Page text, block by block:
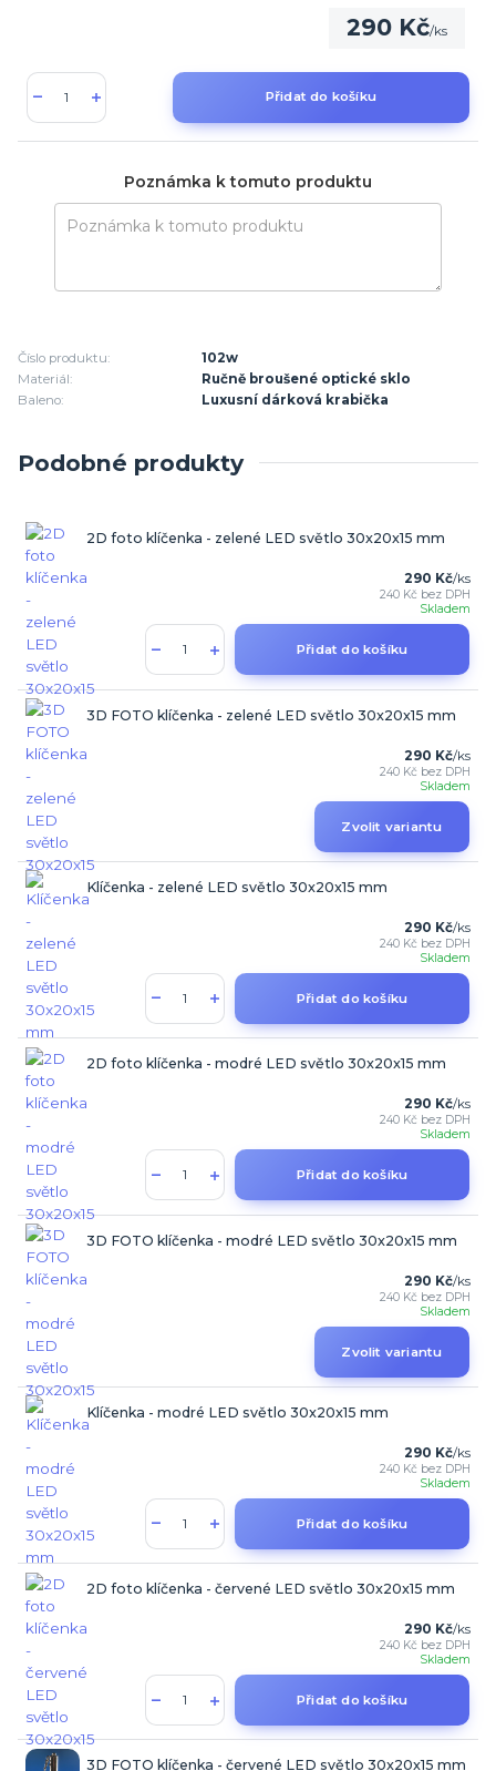
290 Kč/ks
Přidat do košíku
Poznámka k tomuto produktu
Číslo produktu:
102w
Materiál:
Ručně broušené optické sklo
Baleno:
Luxusní dárková krabička
Podobné produkty
2D foto klíčenka - zelené LED světlo 30x20x15 mm
290 Kč/ks
240 Kč bez DPH
Skladem
Přidat do košíku
3D FOTO klíčenka - zelené LED světlo 30x20x15 mm
290 Kč/ks
240 Kč bez DPH
Skladem
Zvolit variantu
Klíčenka - zelené LED světlo 30x20x15 mm
290 Kč/ks
240 Kč bez DPH
Skladem
Přidat do košíku
2D foto klíčenka - modré LED světlo 30x20x15 mm
290 Kč/ks
240 Kč bez DPH
Skladem
Přidat do košíku
3D FOTO klíčenka - modré LED světlo 30x20x15 mm
290 Kč/ks
240 Kč bez DPH
Skladem
Zvolit variantu
Klíčenka - modré LED světlo 30x20x15 mm
290 Kč/ks
240 Kč bez DPH
Skladem
Přidat do košíku
2D foto klíčenka - červené LED světlo 30x20x15 mm
290 Kč/ks
240 Kč bez DPH
Skladem
Přidat do košíku
3D FOTO klíčenka - červené LED světlo 30x20x15 mm